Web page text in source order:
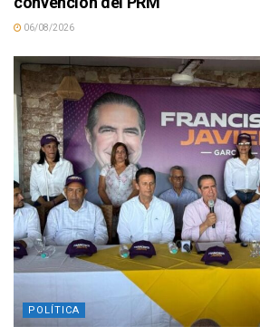
06/08/2026
POLÍTICA